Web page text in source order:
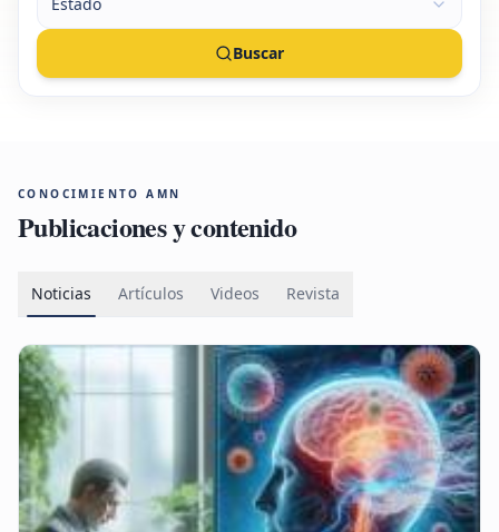
Buscar
CONOCIMIENTO AMN
Publicaciones y contenido
Noticias Artículos Videos Revista